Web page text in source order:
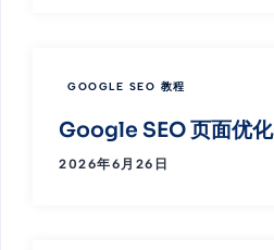
GOOGLE SEO 教程
Google SEO 页面优化
2026年6月26日